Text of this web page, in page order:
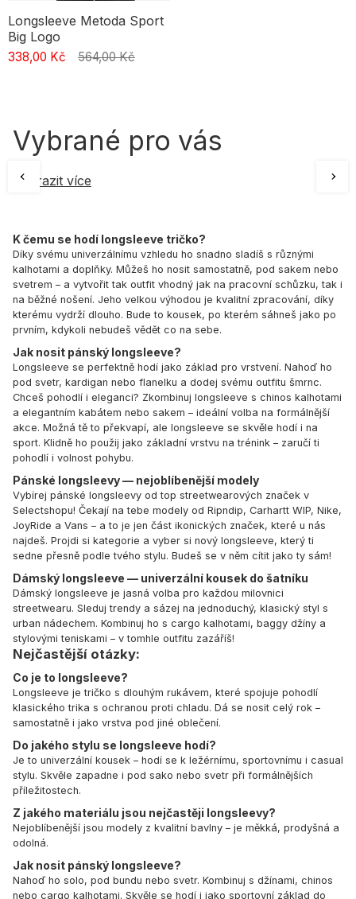
Longsleeve Metoda Sport
Big Logo
338,00 Kč 564,00 Kč
Vybrané pro vás
Zobrazit více
K čemu se hodí longsleeve tričko?
Díky svému univerzálnímu vzhledu ho snadno sladíš s různými
kalhotami a doplňky. Můžeš ho nosit samostatně, pod sakem nebo
svetrem – a vytvořit tak outfit vhodný jak na pracovní schůzku, tak i
na běžné nošení. Jeho velkou výhodou je kvalitní zpracování, díky
kterému vydrží dlouho. Bude to kousek, po kterém sáhneš jako po
prvním, kdykoli nebudeš vědět co na sebe.
Jak nosit pánský longsleeve?
Longsleeve se perfektně hodí jako základ pro vrstvení. Nahoď ho
pod svetr, kardigan nebo flanelku a dodej svému outfitu šmrnc.
Chceš pohodlí i eleganci? Zkombinuj longsleeve s chinos kalhotami
a elegantním kabátem nebo sakem – ideální volba na formálnější
akce. Možná tě to překvapí, ale longsleeve se skvěle hodí i na
sport. Klidně ho použij jako základní vrstvu na trénink – zaručí ti
pohodlí i volnost pohybu.
Pánské longsleevy— nejoblíbenější modely
Vybírej pánské longsleevy od top streetwearových značek v
Selectshopu! Čekají na tebe modely od Ripndip, Carhartt WIP, Nike,
JoyRide a Vans – a to je jen část ikonických značek, které u nás
najdeš. Projdi si kategorie a vyber si nový longsleeve, který ti
sedne přesně podle tvého stylu. Budeš se v něm cítit jako ty sám!
Dámský longsleeve — univerzální kousek do šatníku
Dámský longsleeve je jasná volba pro každou milovnici
streetwearu. Sleduj trendy a sázej na jednoduchý, klasický styl s
urban nádechem. Kombinuj ho s cargo kalhotami, baggy džíny a
stylovými teniskami – v tomhle outfitu zazáříš!
Nejčastější otázky:
Co je to longsleeve?
Longsleeve je tričko s dlouhým rukávem, které spojuje pohodlí
klasického trika s ochranou proti chladu. Dá se nosit celý rok –
samostatně i jako vrstva pod jiné oblečení.
Do jakého stylu se longsleeve hodí?
Je to univerzální kousek – hodí se k ležérnímu, sportovnímu i casual
stylu. Skvěle zapadne i pod sako nebo svetr při formálnějších
příležitostech.
Z jakého materiálu jsou nejčastěji longsleevy?
Nejoblíbenější jsou modely z kvalitní bavlny – je měkká, prodyšná a
odolná.
Jak nosit pánský longsleeve?
Nahoď ho solo, pod bundu nebo svetr. Kombinuj s džínami, chinos
nebo cargo kalhotami. Skvěle se hodí i jako sportovní základ do